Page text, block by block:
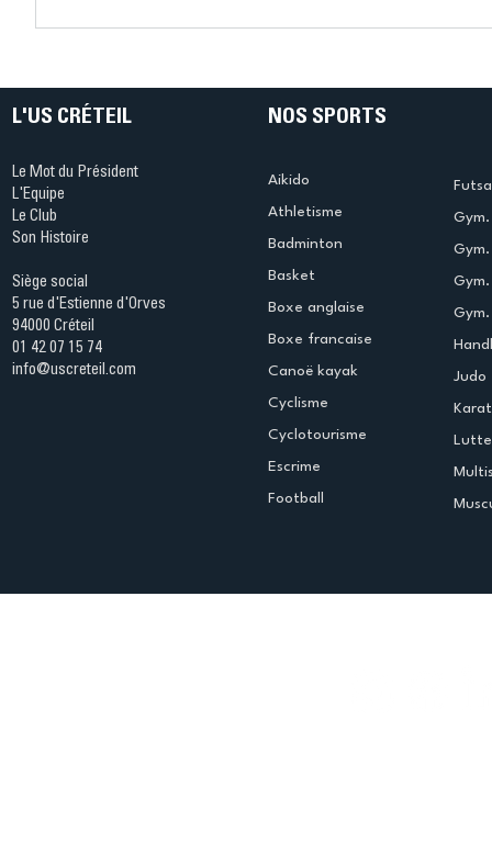
Ping ? Quand le tennis de
termine
L'US CRÉTEIL
Le Mot du Président
L'Equipe
Le Club
Son Histoire
Siège social
5 rue d'Estienne d'Orves
94000 Créteil
01 42 07 15 74
info@uscreteil.com
NOS SPORTS
Aikido
Athletisme
Badminton
Basket
Boxe anglaise
Boxe francaise
Canoë kayak
Cyclisme
Cyclotourisme
Escrime
Football
Judo
Lutte